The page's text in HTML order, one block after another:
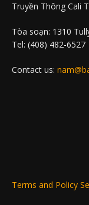
Truyền Thông Cali
Tòa soạn: 1310
Tel: (408) 482-6527
Contact us:
Terms and Policy